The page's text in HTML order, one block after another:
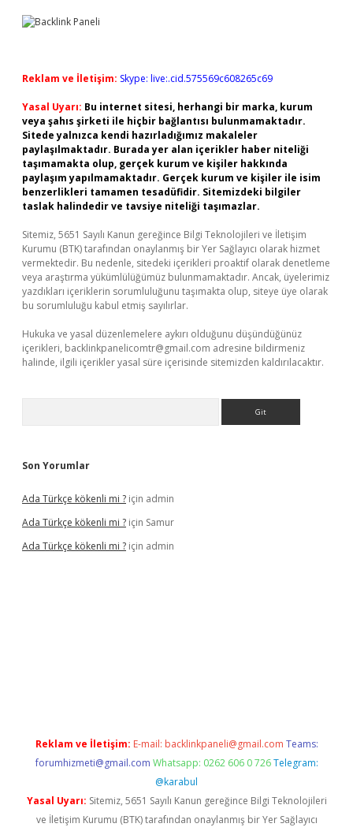
Reklam ve İletişim: Skype: live:.cid.575569c608265c69
Yasal Uyarı: Bu internet sitesi, herhangi bir marka, kurum
veya şahıs şirketi ile hiçbir bağlantısı bulunmamaktadır.
Sitede yalnızca kendi hazırladığımız makaleler
paylaşılmaktadır. Burada yer alan içerikler haber niteliği
taşımamakta olup, gerçek kurum ve kişiler hakkında
paylaşım yapılmamaktadır. Gerçek kurum ve kişiler ile isim
benzerlikleri tamamen tesadüfidir. Sitemizdeki bilgiler
taslak halindedir ve tavsiye niteliği taşımazlar.
Sitemiz, 5651 Sayılı Kanun gereğince Bilgi Teknolojileri ve İletişim
Kurumu (BTK) tarafından onaylanmış bir Yer Sağlayıcı olarak hizmet
vermektedir. Bu nedenle, sitedeki içerikleri proaktif olarak denetleme
veya araştırma yükümlülüğümüz bulunmamaktadır. Ancak, üyelerimiz
yazdıkları içeriklerin sorumluluğunu taşımakta olup, siteye üye olarak
bu sorumluluğu kabul etmiş sayılırlar.
Hukuka ve yasal düzenlemelere aykırı olduğunu düşündüğünüz
içerikleri, backlinkpanelicomtr@gmail.com adresine bildirmeniz
halinde, ilgili içerikler yasal süre içerisinde sitemizden kaldırılacaktır.
Son Yorumlar
Ada Türkçe kökenli mi ? için admin
Ada Türkçe kökenli mi ? için Samur
Ada Türkçe kökenli mi ? için admin
Reklam ve İletişim: E-mail: backlinkpaneli@gmail.com Teams:
forumhizmeti@gmail.com Whatsapp: 0262 606 0 726 Telegram:
@karabul
Yasal Uyarı: Sitemiz, 5651 Sayılı Kanun gereğince Bilgi Teknolojileri
ve İletişim Kurumu (BTK) tarafından onaylanmış bir Yer Sağlayıcı